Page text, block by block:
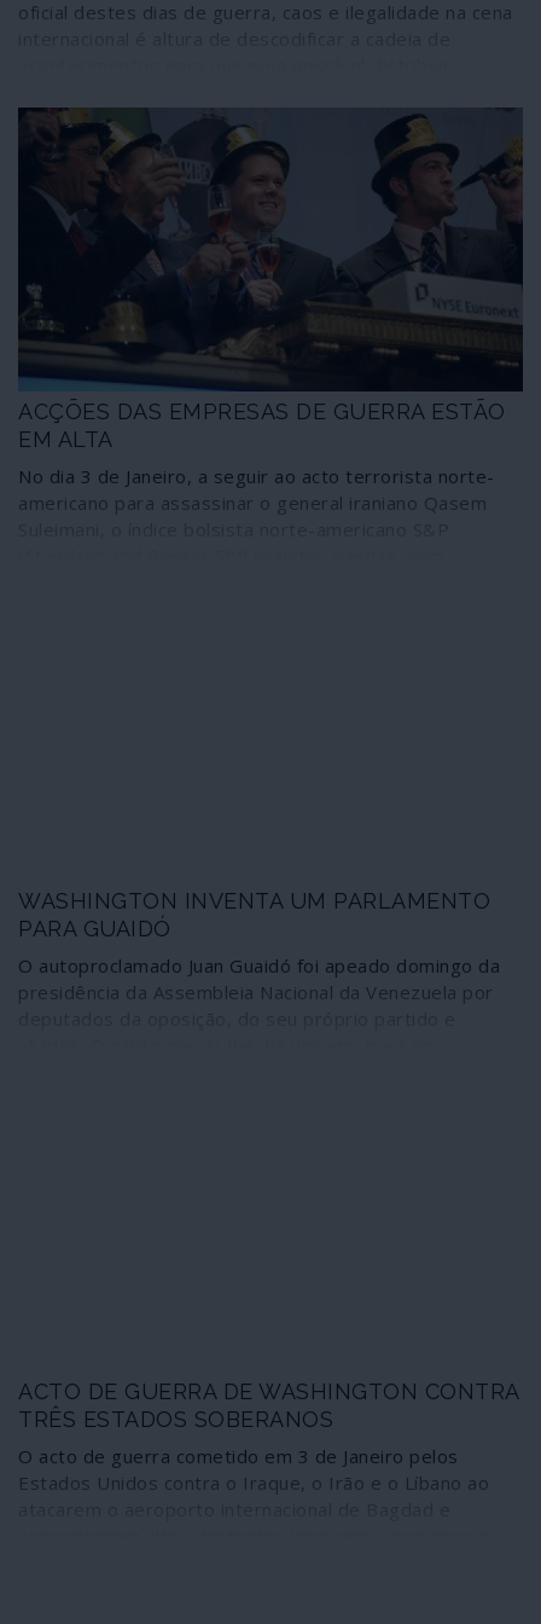
oficial destes dias de guerra, caos e ilegalidade na cena
Unidos da América, como é habitual e natural,
sobressaem como os artífices de uma trama que
ameaça o planeta, é importante notar que o “nosso
mundo civilizado”, com a NATO e a União Europeia à
cabeça, não fazem figura de inocentes. Aliás, nem o
governo da República Portuguesa se salva.
ACÇÕES DAS EMPRESAS DE GUERRA ESTÃO
EM ALTA
No dia 3 de Janeiro, a seguir ao acto terrorista norte-
americano para assassinar o general iraniano Qasem
WASHINGTON INVENTA UM PARLAMENTO
PARA GUAIDÓ
O autoproclamado Juan Guaidó foi apeado domingo da
presidência da Assembleia Nacional da Venezuela por
ACTO DE GUERRA DE WASHINGTON CONTRA
TRÊS ESTADOS SOBERANOS
O acto de guerra cometido em 3 de Janeiro pelos
Estados Unidos contra o Iraque, o Irão e o Líbano ao